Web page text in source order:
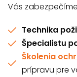
Vás
Technika
Špecialistu
Školenia
prípravu pre